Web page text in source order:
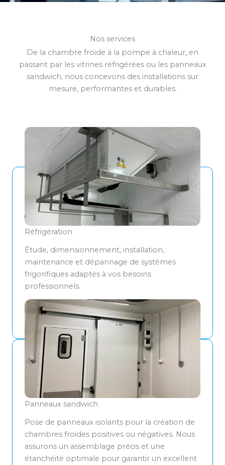
Nos services
De la chambre froide à la pompe à chaleur, en
passant par les vitrines réfrigérées ou les panneaux
sandwich, nous concevons des installations sur
mesure, performantes et durables.
Réfrigération
Étude, dimensionnement, installation,
maintenance et dépannage de systèmes
frigorifiques adaptés à vos besoins
professionnels.
NOS SERVICES
Panneaux sandwich
Pose de panneaux isolants pour la création de
chambres froides positives ou négatives. Nous
assurons un assemblage précis et une
étanchéité optimale pour garantir un excellent